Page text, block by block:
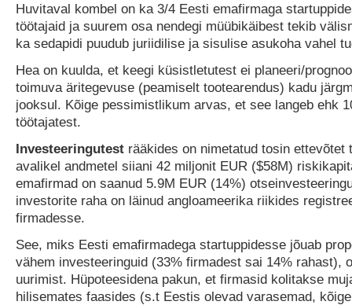
Huvitaval kombel on ka 3/4 Eesti emafirmaga
töötajaid ja suurem osa nendegi müübikäibest tekib
ka sedapidi puudub juriidilise ja sisulise asukoha vahel
Hea on kuulda, et keegi küsistletutest ei planeeri/
toimuva äritegevuse (peamiselt tootearendus) kadu
jooksul. Kõige pessimistlikum arvas, et see langeb ehk
töötajatest.
Investeeringutest rääkides on nimetatud tosin ettevõtet
avalikel andmetel siiani 42 miljonit EUR ($58M)
emafirmad on saanud 5.9M EUR (14%)
investorite raha on läinud angloameerika riikides
firmadesse.
See, miks Eesti emafirmadega startuppidesse jõuab
vähem investeeringuid (33% firmadest sai 14% rahast),
uurimist. Hüpoteesidena pakun, et firmasid kolitakse
hilisemates faasides (s.t Eestis olevad varasemad,